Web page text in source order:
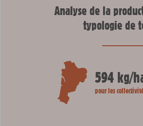
Analyse de la
typologie de
594 kg/
pour les